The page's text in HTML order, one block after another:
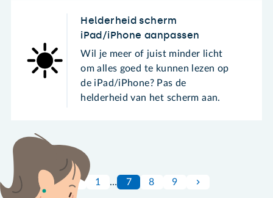
Helderheid scherm
iPad/iPhone aanpassen
Wil je meer of juist minder licht
om alles goed te kunnen lezen op
de iPad/iPhone? Pas de
helderheid van het scherm aan.
1 … 7 8 9